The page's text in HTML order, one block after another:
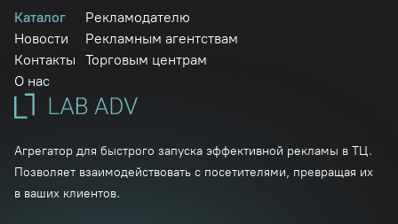
Агрегатор для быстрого запуска эффективной рекламы в ТЦ.
Позволяет взаимодействовать с посетителями, превращая их
в ваших клиентов.
Каталог
Новости
Контакты
О нас
Рекламодателю
Рекламным агентствам
Торговым центрам